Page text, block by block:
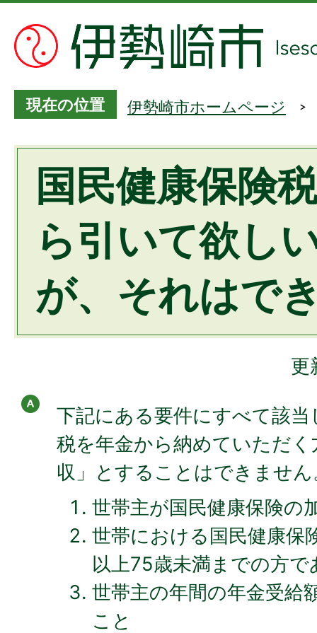
現在の位置 伊勢崎市ホームページ
国民健康保険
ら引いて欲し
が、それはで
更
下記にある要件にすべて該
税を年金から納めていただ
収」とすることはできません
世帯主が国民健康保険の
世帯における国民健康保
以上75歳未満までの方で
世帯主の年間の年金受給
こと